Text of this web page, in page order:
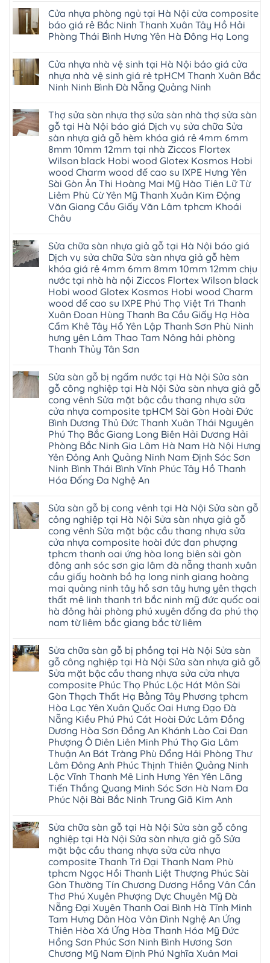
Hoài
Đức
Ninh
Giang
Hải
Kỳ
Đan
Phượng
Gia
Ninh
Thanh
Miện
Nghệ
An
Thanh
Hà
Ninh
Bình
Thái
Bình
Thanh
Hóa
Quỳnh
Phụ
Lào
Cai
Tuyên
Quang
Nghệ
An
Quảng
Ninh
Bắc
Ninh
Tuyên
Quang
Đan
Phượng
Hưng
Yên
Hải
Phòng
định
tại
Việt
Nam
4mm
6mm
đế
cao
su
composite
giả
vân
gỗ
tạo
sang
trọng
bình
luận
ở
Sàn
4mm
giá
bao
nhiêu
Sàn
Glotex
có
tốt
không
sàn
nhựa
glotex
của
nước
nào
Hà
Nội
Thanh
Đà
Nẵng
Gia
Lâm
Phú
Thọ
Hải
Phòng
Sóc
Sơn
Ninh
Bình
Hưng
Yên
Cửa nhựa phòng ngủ tại Hà Nội cửa composite
báo giá rẻ Bắc Ninh Thanh Xuân Tây Hồ Hải
Phòng Thái Bình Hưng Yên Hà Đông Hạ Long
bình
luận
ở
Cửa
ngủ
tại
Hà
Nội
cửa
composite
báo
giá
rẻ
Bắc
Ninh
Thanh
Xuân
Tây
Hồ
Thái
Bình
Hưng
Yên
Đông
Hạ
Long
Cửa nhựa nhà vệ sinh tại Hà Nội báo giá cửa
nhựa nhà vệ sinh giá rẻ tpHCM Thanh Xuân Bắc
Ninh Ninh Bình Đà Nẵng Quảng Ninh
bình
luận
ở
Cửa
nhựa
nhà
vệ
sinh
tại
Hà
Nội
báo
giá
cửa
nhựa
vệ
sinh
giá
rẻ
tpHCM
Thanh
Xuân
Bắc
Ninh
Ninh
Bình
Đà
Nẵng
Quảng
Ninh
Thợ sửa sàn nhựa thợ sửa sàn nhà thợ sửa sàn
gỗ tại Hà Nội báo giá Dịch vụ sửa chữa Sửa
sàn nhựa giả gỗ hèm khóa giá rẻ 4mm 6mm
8mm 10mm 12mm tại nhà Ziccos Flortex
Wilson black Hobi wood Glotex Kosmos Hobi
wood Charm wood đế cao su IXPE Hưng Yên
Sài Gòn Ân Thi Hoàng Mai Mỹ Hào Tiên Lữ Từ
Liêm Phù Cừ Yên Mỹ Thanh Xuân Kim Động
Văn Giang Cầu Giấy Văn Lâm tphcm Khoái
Châu
bình
luận
ở
Thợ
sửa
sàn
nhựa
thợ
sửa
sàn
nhà
thợ
sửa
sàn
Hà
Nội
báo
giá
Dịch
vụ
sửa
chữa
Sửa
sàn
nhựa
giả
gỗ
hèm
khóa
4mm
6mm
8mm
10mm
12mm
tại
nhà
Ziccos
Flortex
Wilson
black
Hobi
wood
Glotex
Kosmos
Hobi
wood
đế
cao
su
IXPE
Hưng
Yên
Sài
Gòn
Ân
Thi
Hoàng
Mai
Mỹ
Hào
Tiên
Lữ
Từ
Liêm
Phù
Cừ
Thanh
Xuân
Kim
Động
Văn
Giang
Cầu
Giấy
Văn
Lâm
tphcm
Khoái
Châu
Sửa chữa sàn nhựa giả gỗ tại Hà Nội báo giá
Dịch vụ sửa chữa Sửa sàn nhựa giả gỗ hèm
khóa giá rẻ 4mm 6mm 8mm 10mm 12mm chịu
nước tại nhà hà nội Ziccos Flortex Wilson black
Hobi wood Glotex Kosmos Hobi wood Charm
wood đế cao su IXPE Phú Thọ Việt Trì Thanh
Xuân Đoan Hùng Thanh Ba Cầu Giấy Hạ Hòa
Cẩm Khê Tây Hồ Yên Lập Thanh Sơn Phù Ninh
hưng yên Lâm Thao Tam Nông hải phòng
Thanh Thủy Tân Sơn
bình
luận
ở
Sửa
chữa
sàn
nhựa
giả
gỗ
tại
Hà
Nội
báo
giá
sửa
chữa
Sửa
sàn
nhựa
giả
gỗ
hèm
khóa
giá
rẻ
4mm
6mm
8mm
10mm
12mm
chịu
nhà
hà
nội
Ziccos
Flortex
Wilson
black
Hobi
wood
Glotex
Kosmos
Hobi
wood
Charm
wood
đế
cao
su
IXPE
Phú
Trì
Thanh
Xuân
Đoan
Hùng
Thanh
Ba
Cầu
Giấy
Hạ
Hòa
Cẩm
Khê
Tây
Hồ
Yên
Lập
Thanh
Sửa sàn gỗ bị ngấm nước tại Hà Nội Sửa sàn
gỗ công nghiệp tại Hà Nội Sửa sàn nhựa giả gỗ
cong vênh Sửa mặt bậc cầu thang nhựa sửa
cửa nhựa composite tpHCM Sài Gòn Hoài Đức
Bình Dương Thủ Đức Thanh Xuân Thái Nguyên
Phú Thọ Bắc Giang Long Biên Hải Dương Hải
Phòng Bắc Ninh Gia Lâm Hà Nam Hà Nội Hưng
Yên Đông Anh Quảng Ninh Nam Định Sóc Sơn
Ninh Bình Thái Bình Vĩnh Phúc Tây Hồ Thanh
Hóa Đống Đa Nghệ An
bình
luận
ở
Sửa
sàn
gỗ
bị
ngấm
nước
tại
Hà
Nội
Sửa
sàn
công
Hà
Nội
Sửa
sàn
giả
gỗ
cong
vênh
Sửa
mặt
bậc
cầu
thang
nhựa
sửa
cửa
nhựa
composite
tpHCM
Hoài
Đức
Bình
Dương
Thủ
Đức
Thanh
Xuân
Thái
Nguyên
Phú
Thọ
Bắc
Giang
Long
Biên
Hải
Dương
Sửa sàn gỗ bị cong vênh tại Hà Nội Sửa sàn gỗ
công nghiệp tại Hà Nội Sửa sàn nhựa giả gỗ
cong vênh Sửa mặt bậc cầu thang nhựa sửa
cửa nhựa composite hoài đức đan phượng
tphcm thanh oai ứng hòa long biên sài gòn
đông anh sóc sơn gia lâm đà nẵng thanh xuân
cầu giấy hoành bồ hạ long ninh giang hoàng
mai quảng ninh tây hồ sơn tây hưng yên thạch
thất mê linh thanh trì bắc ninh mỹ đức quốc oai
hà đông hải phòng phú xuyên đống đa phú thọ
nam từ liêm bắc giang bắc từ liêm
bình
luận
ở
Sửa
sàn
gỗ
bị
cong
vênh
tại
Hà
Nội
Sửa
sàn
gỗ
công
nghiệp
tại
Hà
Nội
nhựa
giả
gỗ
cong
vênh
Sửa
mặt
bậc
cầu
thang
nhựa
sửa
cửa
nhựa
composite
hoài
đức
đan
Sửa chữa sàn gỗ bị phồng tại Hà Nội Sửa sàn
gỗ công nghiệp tại Hà Nội Sửa sàn nhựa giả gỗ
Sửa mặt bậc cầu thang nhựa sửa cửa nhựa
composite Phúc Thọ Phúc Lộc Hát Môn Sài
Gòn Thạch Thất Hạ Bằng Tây Phương tphcm
Hòa Lạc Yên Xuân Quốc Oai Hưng Đạo Đà
Nẵng Kiều Phú Phú Cát Hoài Đức Lâm Đồng
Dương Hòa Sơn Đồng An Khánh Lào Cai Đan
Phượng Ô Diên Liên Minh Phú Thọ Gia Lâm
Thuận An Bát Tràng Phù Đổng Hải Phòng Thư
Lâm Đông Anh Phúc Thịnh Thiên Quảng Ninh
Lộc Vĩnh Thanh Mê Linh Hưng Yên Yên Lãng
Tiến Thắng Quang Minh Sóc Sơn Hà Nam Đa
Phúc Nội Bài Bắc Ninh Trung Giã Kim Anh
bình
luận
ở
Sửa
chữa
sàn
gỗ
bị
phồng
tại
Hà
Nội
Sửa
sàn
gỗ
công
nghiệp
Sửa chữa sàn gỗ tại Hà Nội Sửa sàn gỗ công
nghiệp tại Hà Nội Sửa sàn nhựa giả gỗ Sửa
mặt bậc cầu thang nhựa sửa cửa nhựa
composite Thanh Trì Đại Thanh Nam Phù
tphcm Ngọc Hồi Thanh Liệt Thượng Phúc Sài
Gòn Thường Tín Chương Dương Hồng Vân Cần
Thơ Phú Xuyên Phượng Dực Chuyên Mỹ Đà
Nẵng Đại Xuyên Thanh Oai Bình Hà Tĩnh Minh
Tam Hưng Dân Hòa Vân Đình Nghệ An Ứng
Thiên Hòa Xá Ứng Hòa Thanh Hóa Mỹ Đức
Hồng Sơn Phúc Sơn Ninh Bình Hương Sơn
Chương Mỹ Nam Định Phú Nghĩa Xuân Mai